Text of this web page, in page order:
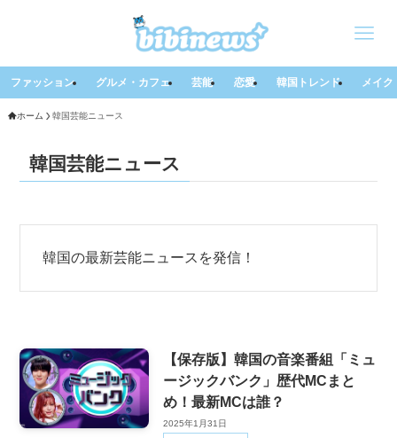
ファッション グルメ・カフェ 芸能 恋愛 韓国トレンド メイク
ホーム 韓国芸能ニュース
韓国芸能ニュース
韓国の最新芸能ニュースを発信！
【保存版】韓国の音楽番組「ミュ
ージックバンク」歴代MCまと
め！最新MCは誰？
2025年1月31日